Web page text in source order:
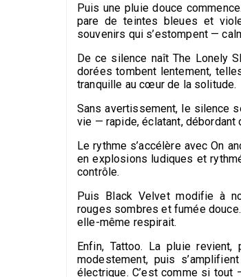
Puis une pluie douce
pare de teintes bleues et
souvenirs qui s’estompent —
De ce silence naît The Lonely
dorées tombent lentement,
tranquille au cœur de la solitude.
Sans avertissement, le silence
vie — rapide, éclatant, débordant
Le rythme s’accélère avec On
en explosions ludiques et
contrôle.
Puis Black Velvet modifie à
rouges sombres et fumée
elle-même respirait.
Enfin, Tattoo. La pluie
modestement, puis
électrique. C’est comme si tout